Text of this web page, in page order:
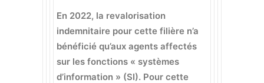
En 2022, la revalorisation
indemnitaire pour cette filière n’a
bénéficié qu’aux agents affectés
sur les fonctions « systèmes
d’information » (SI). Pour cette